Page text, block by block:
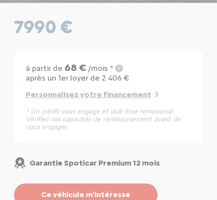
7990 €
à partir de 68 €/mois *
après un 1er loyer de 2 406 €
Personnalisez votre financement
* Un crédit vous engage et doit être remboursé.
Vérifiez vos capacités de remboursement avant de
vous engager.
Garantie Spoticar Premium 12 mois
Ce véhicule m'intéresse